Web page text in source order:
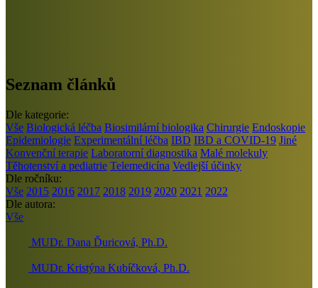
Seznam článků
Dle kategorie:
Vše Biologická léčba Biosimilární biologika Chirurgie Endoskopie
Epidemiologie Experimentální léčba IBD IBD a COVID-19 Jiné
Konvenční terapie Laboratorní diagnostika Malé molekuly
Těhotenství a pediatrie Telemedicína Vedlejší účinky
Dle ročníku:
Vše 2015 2016 2017 2018 2019 2020 2021 2022
Dle autora:
Vše
MUDr. Dana Ďuricová, Ph.D.
MUDr. Kristýna Kubíčková, Ph.D.